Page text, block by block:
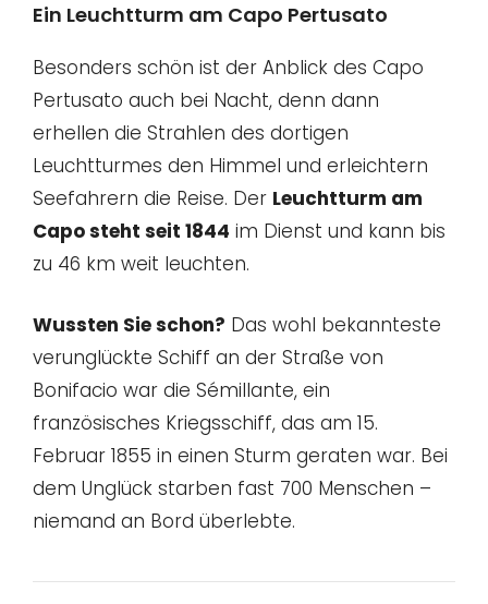
Ein Leuchtturm am Capo Pertusato
Besonders schön ist der Anblick des Capo
Pertusato auch bei Nacht, denn dann
erhellen die Strahlen des dortigen
Leuchtturmes den Himmel und erleichtern
Seefahrern die Reise. Der Leuchtturm am
Capo steht seit 1844 im Dienst und kann bis
zu 46 km weit leuchten.
Wussten Sie schon? Das wohl bekannteste
verunglückte Schiff an der Straße von
Bonifacio war die Sémillante, ein
französisches Kriegsschiff, das am 15.
Februar 1855 in einen Sturm geraten war. Bei
dem Unglück starben fast 700 Menschen –
niemand an Bord überlebte.